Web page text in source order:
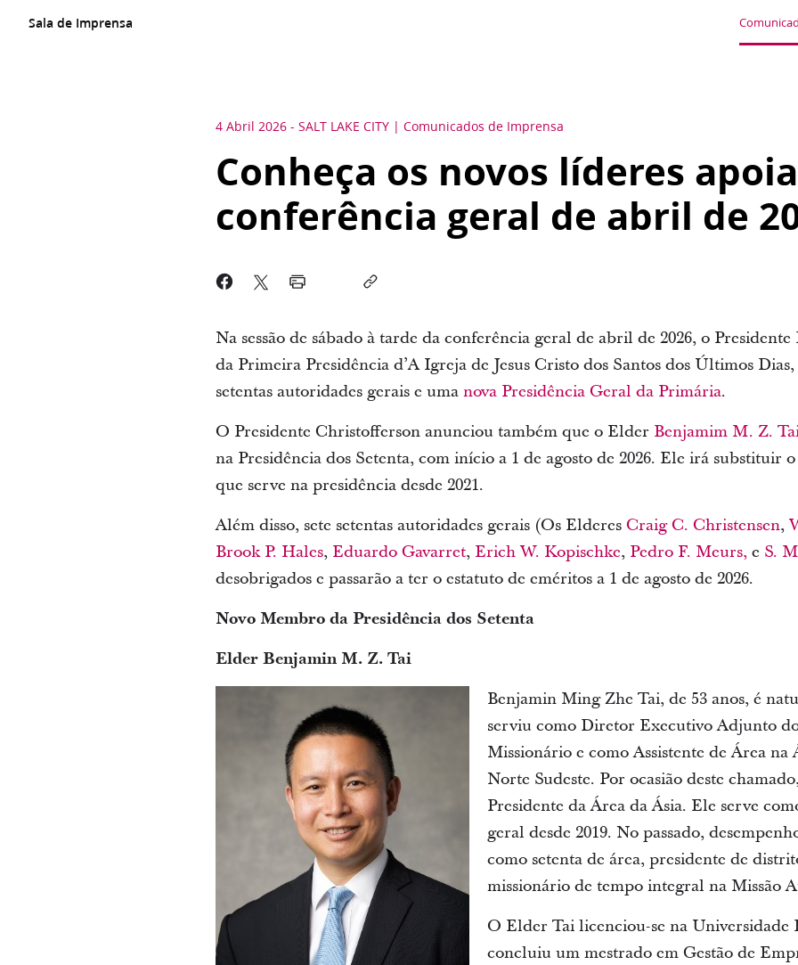
Sala de Imprensa
4 Abril 2026 - SALT LAKE CITY Comunicados de Imprensa
Conheça os novos líderes
conferência geral de abril de
Na sessão de sábado à tarde da conferência geral de abril de 2026, o
da Primeira Presidência d’A Igreja de Jesus Cristo dos Santos dos Últimos
setentas autoridades gerais e uma nova Presidência Geral da Primária.
O Presidente Christofferson anunciou também que o Elder Benjamim M. Z.
na Presidência dos Setenta, com início a 1 de agosto de 2026. Ele irá substituir
que serve na presidência desde 2021.
Além disso, sete setentas autoridades gerais (Os Elderes Craig C. Christensen,
Brook P. Hales, Eduardo Gavarret, Erich W. Kopischke,Pedro F. Meurs,e S.
desobrigados e passarão a ter o estatuto de eméritos a 1 de agosto de 2026.
Novo Membro da Presidência dos Setenta
Elder Benjamin M. Z. Tai
Benjamin Ming Zhe Tai, de 53 anos, é
serviu como Diretor Executivo Adjunto
Missionário e como Assistente de Área
Norte Sudeste. Por ocasião deste
Presidente da Área da Ásia. Ele serve
geral desde 2019. No passado,
como setenta de área, presidente de
missionário de tempo integral na Missão
O Elder Tai licenciou-se na Universidade
concluiu um mestrado em Gestão de